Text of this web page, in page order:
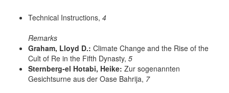
Technical Instructions, 4
Remarks
Graham, Lloyd D.: Climate Change and the Rise of the
Cult of Re in the Fifth Dynasty, 5
Sternberg-el Hotabi, Heike: Zur sogenannten
Gesichtsurne aus der Oase Bahrija, 7